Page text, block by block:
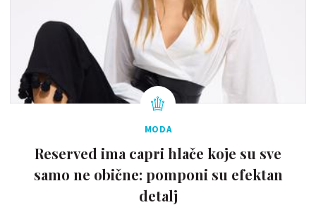
MODA
Reserved ima capri hlače koje su sve
samo ne obične: pomponi su efektan
detalj